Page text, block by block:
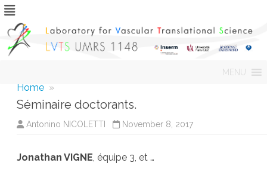
MENU
Home »
Séminaire doctorants.
Antonino NICOLETTI November 8, 2017
Jonathan VIGNE , équipe 3, et …